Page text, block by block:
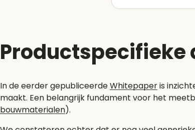
Productspecifieke
In de eerder gepubliceerdeWhitepaperis
maakt. Een belangrijk fundament voor het
bouwmaterialen).